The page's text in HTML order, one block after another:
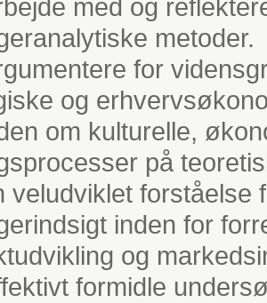
med og
metoder.
for
og
om kulturelle,
på
veludviklet
inden for
og
formidle